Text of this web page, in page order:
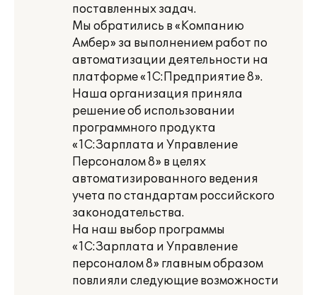
поставленных задач.
Мы обратились в «Компанию
Амбер» за выполнением работ по
автоматизации деятельности на
платформе «1С:Предприятие 8».
Наша организация приняла
решение об использовании
программного продукта
«1С:Зарплата и Управление
Персоналом 8» в целях
автоматизированного ведения
учета по стандартам российского
законодательства.
На наш выбор программы
«1С:Зарплата и Управление
персоналом 8» главным образом
повлияли следующие возможности